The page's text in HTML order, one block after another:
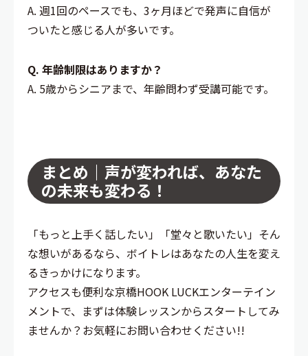
A. 週1回のペースでも、3ヶ月ほどで発声に自信が
ついたと感じる人が多いです。
Q. 年齢制限はありますか？
A. 5歳からシニアまで、年齢問わず受講可能です。
まとめ｜声が変われば、あなた
の未来も変わる！
「もっと上手く話したい」「堂々と歌いたい」そん
な想いがあるなら、ボイトレはあなたの人生を変え
るきっかけになります。
アクセスも便利な京橋HOOK LUCKエンターテイン
メントで、まずは体験レッスンからスタートしてみ
ませんか？お気軽にお問い合わせください!!